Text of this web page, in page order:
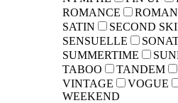
ROMANCE
SATIN
SECOND
SENSUELLE
SUMMERTIME
TABOO
TANDEM
VINTAGE
VOGUE
WEEKEND